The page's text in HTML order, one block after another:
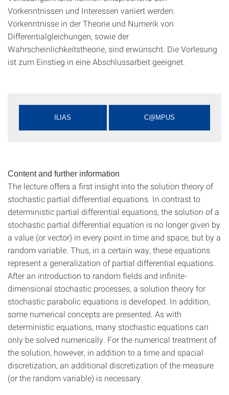
Vorkenntnissen und Interessen variiert werden.
Vorkenntnisse in der Theorie und Numerik von
Differentialgleichungen, sowie der
Wahrscheinlichkeitstheorie, sind erwünscht. Die Vorlesung
ist zum Einstieg in eine Abschlussarbeit geeignet.
ILIAS C@MPUS
Content and further information
The lecture offers a first insight into the solution theory of
stochastic partial differential equations. In contrast to
deterministic partial differential equations, the solution of a
stochastic partial differential equation is no longer given by
a value (or vector) in every point in time and space, but by a
random variable. Thus, in a certain way, these equations
represent a generalization of partial differential equations.
After an introduction to random fields and infinite-
dimensional stochastic processes, a solution theory for
stochastic parabolic equations is developed. In addition,
some numerical concepts are presented. As with
deterministic equations, many stochastic equations can
only be solved numerically. For the numerical treatment of
the solution, however, in addition to a time and spacial
discretization, an additional discretization of the measure
(or the random variable) is necessary.